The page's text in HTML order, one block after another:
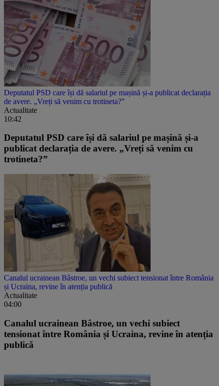
Deputatul PSD care își dă salariul pe mașină și-a publicat declarația
de avere. „Vreți să venim cu trotineta?”
Actualitate
10:42
Deputatul PSD care își dă salariul pe mașină și-a
publicat declarația de avere. „Vreți să venim cu
trotineta?”
Canalul ucrainean Bâstroe, un vechi subiect tensionat între România
și Ucraina, revine în atenția publică
Actualitate
04:00
Canalul ucrainean Bâstroe, un vechi subiect
tensionat între România și Ucraina, revine în atenția
publică